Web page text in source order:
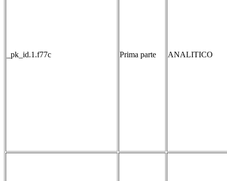
_pk_id.1.f77c Prima parte ANALITICO